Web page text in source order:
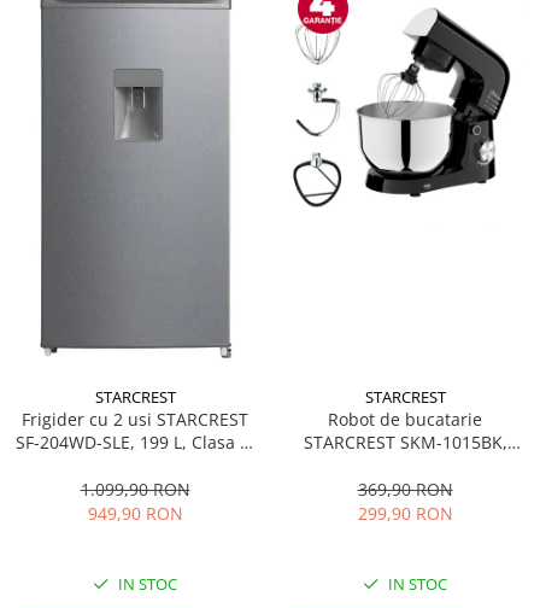
STARCREST
Frigider cu 2 usi STARCREST
SF-204WD-SLE, 199 L, Clasa E,
Termostat Ajustabil, Usi
reversibile, H 143 cm, Argintiu
1.099,90 RON
949,90 RON
IN STOC
STARCREST
Robot de bucatarie
STARCREST SKM-1015BK,
Accesorii, 10 Viteze + Pulse,
Negru
369,90 RON
299,90 RON
IN STOC